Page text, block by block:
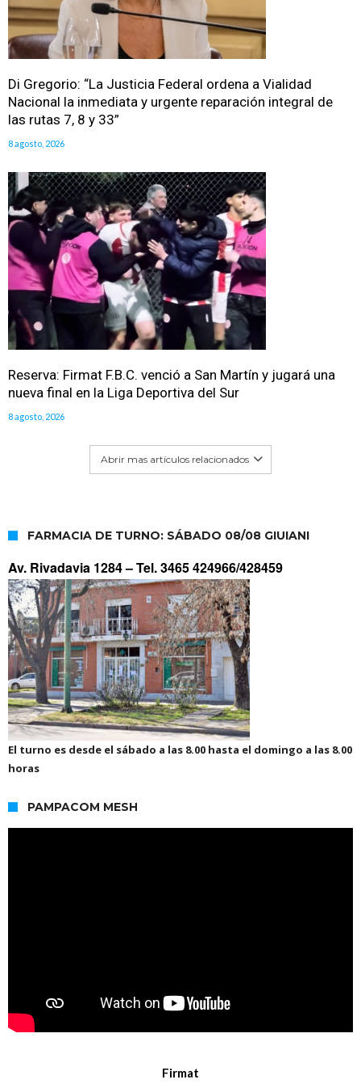
Di Gregorio: “La Justicia Federal ordena a Vialidad
Nacional la inmediata y urgente reparación integral de
las rutas 7, 8 y 33”
8 agosto, 2026
Reserva: Firmat F.B.C. venció a San Martín y jugará una
nueva final en la Liga Deportiva del Sur
8 agosto, 2026
Abrir mas artículos relacionados
FARMACIA DE TURNO: SÁBADO 08/08 GIUIANI
Av. Rivadavia 1284 –Tel. 3465 424966/428459
El turno es desde el sábado a las 8.00 hasta el domingo a las 8.00
horas
PAMPACOM MESH
Firmat